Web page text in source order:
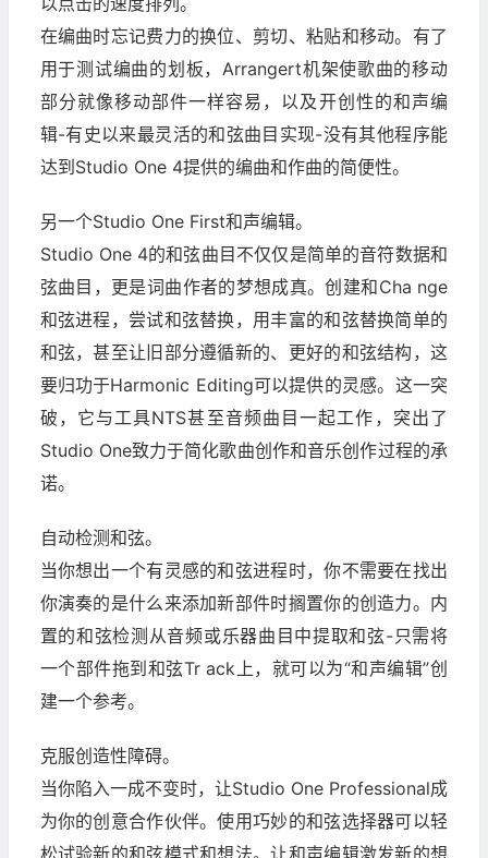
在编曲时忘记费力的换位、剪切、粘贴和移动。有了
用于测试编曲的划板，Arrangert机架使歌曲的移动
部分就像移动部件一样容易，以及开创性的和声编
辑-有史以来最灵活的和弦曲目实现-没有其他程序能
达到Studio One 4提供的编曲和作曲的简便性。
另一个Studio One First和声编辑。
Studio One 4的和弦曲目不仅仅是简单的音符数据和
弦曲目，更是词曲作者的梦想成真。创建和Cha nge
和弦进程，尝试和弦替换，用丰富的和弦替换简单的
和弦，甚至让旧部分遵循新的、更好的和弦结构，这
要归功于Harmonic Editing可以提供的灵感。这一突
破，它与工具NTS甚至音频曲目一起工作，突出了
Studio One致力于简化歌曲创作和音乐创作过程的承
诺。
自动检测和弦。
当你想出一个有灵感的和弦进程时，你不需要在找出
你演奏的是什么来添加新部件时搁置你的创造力。内
置的和弦检测从音频或乐器曲目中提取和弦-只需将
一个部件拖到和弦Tr ack上，就可以为“和声编辑”创
建一个参考。
克服创造性障碍。
当你陷入一成不变时，让Studio One Professional成
为你的创意合作伙伴。使用巧妙的和弦选择器可以轻
松试验新的和弦模式和想法。让和声编辑激发新的想